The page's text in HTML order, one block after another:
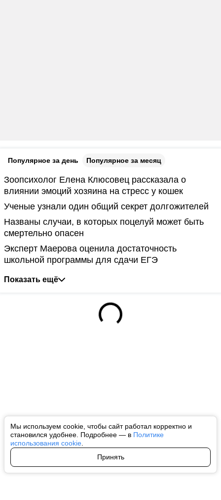
Мы используем cookie, чтобы сайт работал корректно и
становился удобнее. Подробнее — в Политике
использования cookie
Принять
Популярное за день Популярное за месяц
Зоопсихолог Елена Клюсовец рассказала о
влиянии эмоций хозяина на стресс у кошек
Ученые узнали один общий секрет долгожителей
Названы случаи, в которых поцелуй может быть
смертельно опасен
Эксперт Маерова оценила достаточность
школьной программы для сдачи ЕГЭ
Показать ещё